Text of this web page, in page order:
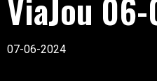
ViaJou
07-06-2024